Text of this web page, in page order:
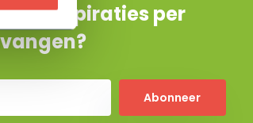
tuininspiraties per
Abonneer